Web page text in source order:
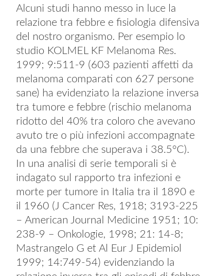
Alcuni studi hanno messo in luce la
relazione tra febbre e fisiologia difensiva
del nostro organismo. Per esempio lo
studio KOLMEL KF Melanoma Res.
1999; 9:511-9 (603 pazienti affetti da
melanoma comparati con 627 persone
sane) ha evidenziato la relazione inversa
tra tumore e febbre (rischio melanoma
ridotto del 40% tra coloro che avevano
avuto tre o più infezioni accompagnate
da una febbre che superava i 38.5°C).
In una analisi di serie temporali si è
indagato sul rapporto tra infezioni e
morte per tumore in Italia tra il 1890 e
il 1960 (J Cancer Res, 1918; 3193-225
– American Journal Medicine 1951; 10:
238-9 – Onkologie, 1998; 21: 14-8;
Mastrangelo G et Al Eur J Epidemiol
1999; 14:749-54) evidenziando la